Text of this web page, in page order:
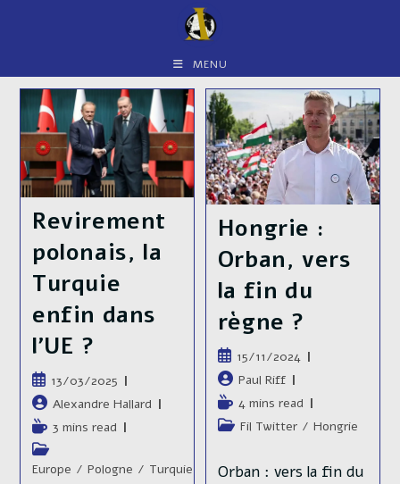
MENU
Revirement
polonais, la
Turquie
enfin dans
l’UE ?
Publication
publiée :
13/03/2025
Auteur/autrice
de
la
publication :
Alexandre Hallard
Temps
de
lecture :
3 mins read
Post
category:
Europe / Pologne / Turquie
Hongrie :
Orban, vers
la fin du
règne ?
Publication
publiée :
15/11/2024
Auteur/autrice
de
la
publication :
Paul Riff
Temps
de
4 mins read
PostFil Twitter / Hongrie
Orban : vers la fin du